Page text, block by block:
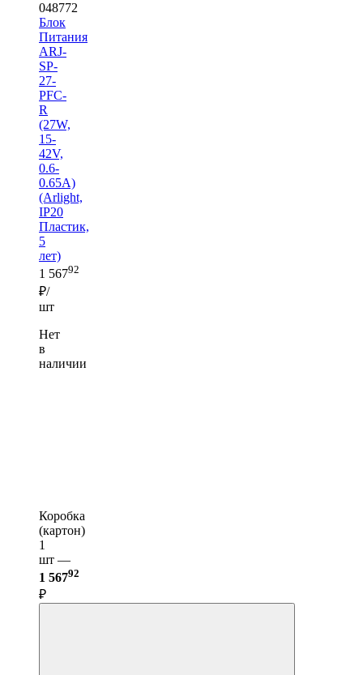
048772
Блок
Питания
ARJ-
SP-
27-
PFC-
R
(27W,
15-
42V,
0.6-
0.65A)
(Arlight,
IP20
Пластик,
5
лет)
1 56792
₽/
шт
Нет
в
наличии
Коробка
(картон)
1
шт —
1 56792
₽